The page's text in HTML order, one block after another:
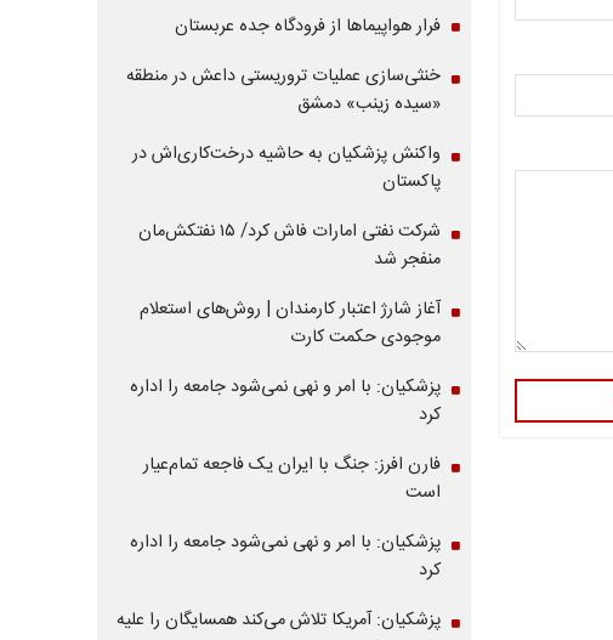
فرار هواپیماها از فرودگاه جده عربستان
خنثی‌سازی عملیات تروریستی داعش در منطقه
«سیده زینب» دمشق
واکنش پزشکیان به حاشیه درخت‌کاری‌اش در
پاکستان
شرکت نفتی امارات فاش کرد/ ۱۵ نفتکش‌مان
منفجر شد
آغاز شارژ اعتبار کارمندان | روش‌های استعلام
موجودی حکمت کارت
پزشکیان: با امر و نهی نمی‌شود جامعه را اداره
کرد
فارن افرز: جنگ با ایران یک فاجعه تمام‌عیار
است
پزشکیان: با امر و نهی نمی‌شود جامعه را اداره
کرد
پزشکیان: آمریکا تلاش می‌کند همسایگان را علیه